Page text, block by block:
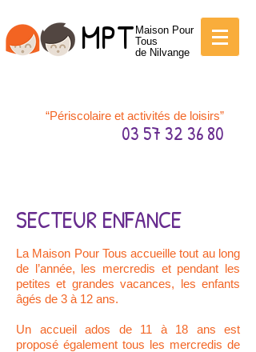
MPT Maison Pour
Tous
de Nilvange
“Périscolaire et activités de loisirs”
03 57 32 36 80
SECTEUR ENFANCE
La Maison Pour Tous accueille tout au long
de l’année, les mercredis et pendant les
petites et grandes vacances, les enfants
âgés de 3 à 12 ans.
Un accueil ados de 11 à 18 ans est
proposé également tous les mercredis de